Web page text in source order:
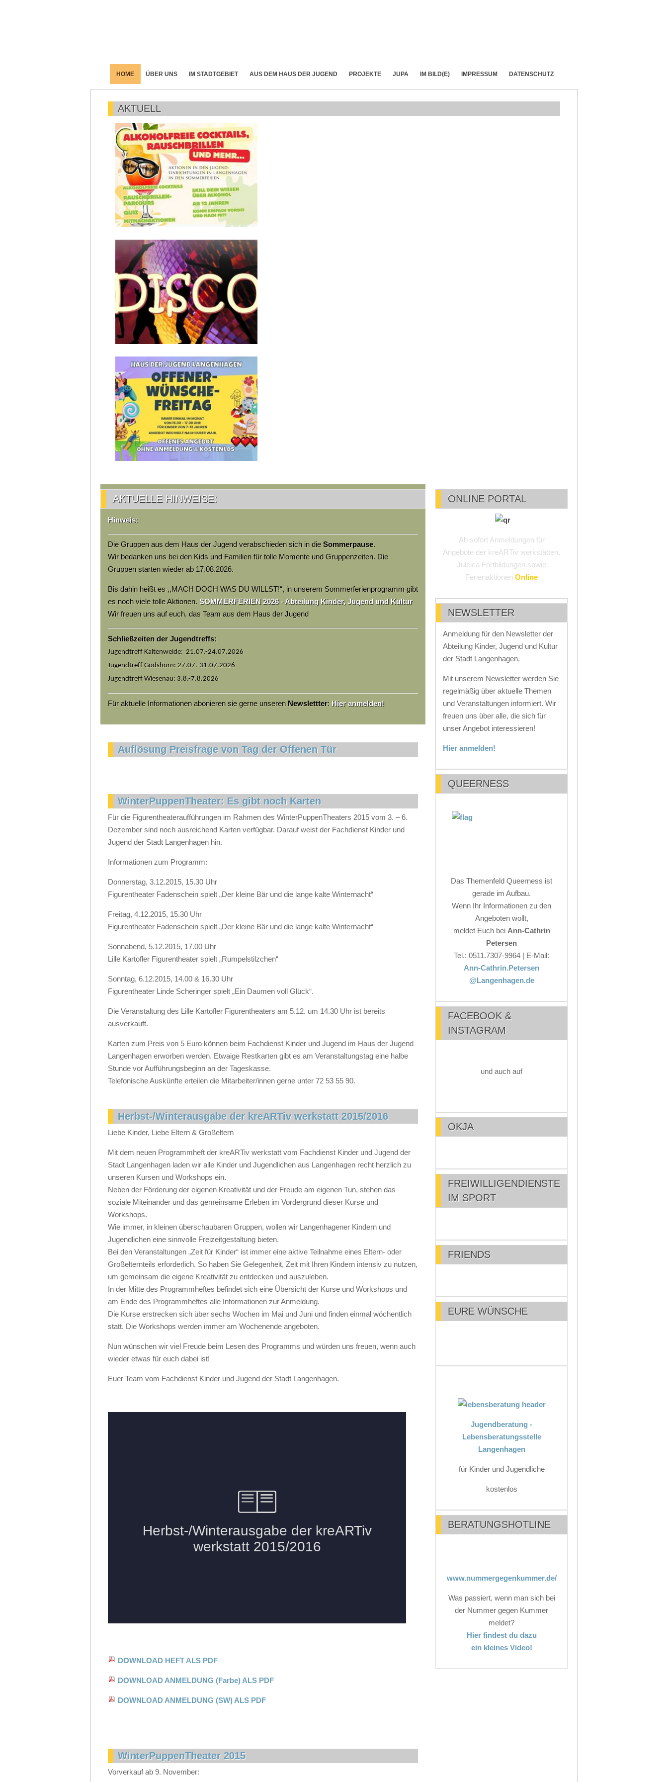
HOME ÜBER UNS IM STADTGEBIET AUS DEM HAUS DER JUGEND PROJEKTE JUPA IM BILD(E) IMPRESSUM DATENSCHUTZ
AKTUELL
AKTUELLE HINWEISE:
Hinweis:
Die Gruppen aus dem Haus der Jugend verabschieden sich in dieSommerpause.
Wir bedanken uns bei den Kids und Familien für tolle Momente und Gruppenzeiten. Die
Gruppen starten wieder ab 17.08.2026.
Bis dahin heißt es ,,MACH DOCH WAS DU WILLST!“, in unserem Sommerferienprogramm gibt
es noch viele tolle Aktionen. SOMMERFERIEN 2026 - Abteilung Kinder, Jugend und Kultur
Wir freuen uns auf euch, das Team aus dem Haus der Jugend
Schließzeiten der Jugendtreffs:
Jugendtreff Kaltenweide: 21.07.-24.07.2026
Jugendtreff Godshorn: 27.07.-31.07.2026
Jugendtreff Wiesenau: 3.8.-7.8.2026
Für aktuelle Informationen abonieren sie gerne unseren Newslettter: Hier anmelden!
Auflösung Preisfrage von Tag der Offenen Tür
WinterPuppenTheater: Es gibt noch Karten
Für die Figurentheateraufführungen im Rahmen des WinterPuppenTheaters 2015 vom 3. – 6.
Dezember sind noch ausreichend Karten verfügbar. Darauf weist der Fachdienst Kinder und
Jugend der Stadt Langenhagen hin.
Informationen zum Programm:
Donnerstag, 3.12.2015, 15.30 Uhr
Figurentheater Fadenschein spielt „Der kleine Bär und die lange kalte Winternacht“
Freitag, 4.12.2015, 15.30 Uhr
Figurentheater Fadenschein spielt „Der kleine Bär und die lange kalte Winternacht“
Sonnabend, 5.12.2015, 17.00 Uhr
Lille Kartofler Figurentheater spielt „Rumpelstilzchen“
Sonntag, 6.12.2015, 14.00 & 16.30 Uhr
Figurentheater Linde Scheringer spielt „Ein Daumen voll Glück“.
Die Veranstaltung des Lille Kartofler Figurentheaters am 5.12. um 14.30 Uhr ist bereits
ausverkauft.
Karten zum Preis von 5 Euro können beim Fachdienst Kinder und Jugend im Haus der Jugend
Langenhagen erworben werden. Etwaige Restkarten gibt es am Veranstaltungstag eine halbe
Stunde vor Aufführungsbeginn an der Tageskasse.
Telefonische Auskünfte erteilen die Mitarbeiter/innen gerne unter 72 53 55 90.
Herbst-/Winterausgabe der kreARTiv werkstatt 2015/2016
Liebe Kinder, Liebe Eltern & Großeltern
Mit dem neuen Programmheft der kreARTiv werkstatt vom Fachdienst Kinder und Jugend der
Stadt Langenhagen laden wir alle Kinder und Jugendlichen aus Langenhagen recht herzlich zu
unseren Kursen und Workshops ein.
Neben der Förderung der eigenen Kreativität und der Freude am eigenen Tun, stehen das
soziale Miteinander und das gemeinsame Erleben im Vordergrund dieser Kurse und
Workshops.
Wie immer, in kleinen überschaubaren Gruppen, wollen wir Langenhagener Kindern und
Jugendlichen eine sinnvolle Freizeitgestaltung bieten.
Bei den Veranstaltungen „Zeit für Kinder“ ist immer eine aktive Teilnahme eines Eltern- oder
Großelternteils erforderlich. So haben Sie Gelegenheit, Zeit mit Ihren Kindern intensiv zu nutzen,
um gemeinsam die eigene Kreativität zu entdecken und auszuleben.
In der Mitte des Programmheftes befindet sich eine Übersicht der Kurse und Workshops und
am Ende des Programmheftes alle Informationen zur Anmeldung.
Die Kurse erstrecken sich über sechs Wochen im Mai und Juni und finden einmal wöchentlich
statt. Die Workshops werden immer am Wochenende angeboten.
Nun wünschen wir viel Freude beim Lesen des Programms und würden uns freuen, wenn auch
wieder etwas für euch dabei ist!
Euer Team vom Fachdienst Kinder und Jugend der Stadt Langenhagen.
DOWNLOAD HEFT ALS PDF
DOWNLOAD ANMELDUNG (Farbe) ALS PDF
DOWNLOAD ANMELDUNG (SW) ALS PDF
WinterPuppenTheater 2015
Vorverkauf ab 9. November:
ONLINE PORTAL
Ab sofort Anmeldungen für
Angebote der kreARTiv werkstätten,
Juleica Fortbildungen sowie
Ferienaktionen Online
NEWSLETTER
Anmeldung für den Newsletter der
Abteilung Kinder, Jugend und Kultur
der Stadt Langenhagen.
Mit unserem Newsletter werden Sie
regelmäßig über aktuelle Themen
und Veranstaltungen informiert. Wir
freuen uns über alle, die sich für
unser Angebot interessieren!
Hier anmelden!
QUEERNESS
Das Themenfeld Queerness ist
gerade im Aufbau.
Wenn Ihr Informationen zu den
Angeboten wollt,
meldet Euch bei Ann-Cathrin
Petersen
Tel.: 0511.7307-9964 | E-Mail:
Ann-Cathrin.Petersen
@Langenhagen.de
FACEBOOK &
INSTAGRAM
und auch auf
OKJA
FREIWILLIGENDIENSTE
IM SPORT
FRIENDS
EURE WÜNSCHE
Jugendberatung -
Lebensberatungsstelle
Langenhagen
für Kinder und Jugendliche
kostenlos
BERATUNGSHOTLINE
www.nummergegenkummer.de/
Was passiert, wenn man sich bei
der Nummer gegen Kummer
meldet?
Hier findest du dazu
ein kleines Video!